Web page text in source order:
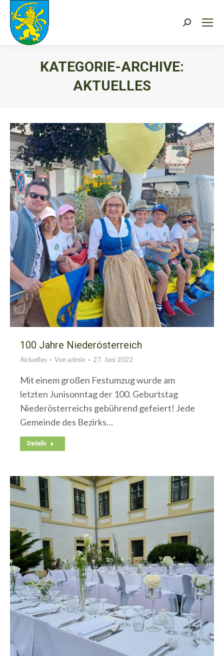
Search:
KATEGORIE-ARCHIVE:
AKTUELLES
100 Jahre Niederösterreich
Aktuelles Von admin 27. Juni 2022
Mit einem großen Festumzug wurde am
letzten Junisonntag der 100. Geburtstag
Niederösterreichs gebührend gefeiert! Jede
Gemeinde des Bezirks…
Details